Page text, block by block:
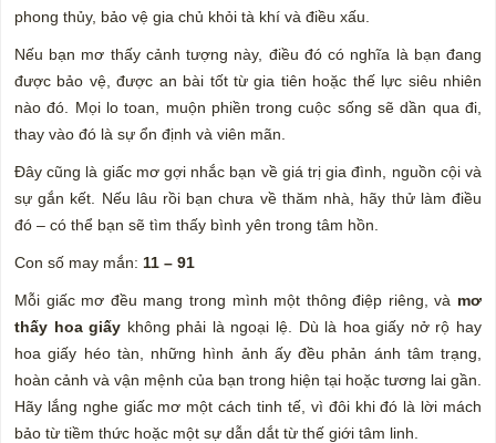
phong thủy, bảo vệ gia chủ khỏi tà khí và điều xấu.
Nếu bạn mơ thấy cảnh tượng này, điều đó có nghĩa là bạn đang
được bảo vệ, được an bài tốt từ gia tiên hoặc thế lực siêu nhiên
nào đó. Mọi lo toan, muộn phiền trong cuộc sống sẽ dần qua đi,
thay vào đó là sự ổn định và viên mãn.
Đây cũng là giấc mơ gợi nhắc bạn về giá trị gia đình, nguồn cội và
sự gắn kết. Nếu lâu rồi bạn chưa về thăm nhà, hãy thử làm điều
đó – có thể bạn sẽ tìm thấy bình yên trong tâm hồn.
Con số may mắn: 11 – 91
Mỗi giấc mơ đều mang trong mình một thông điệp riêng, và mơ
thấy hoa giấy không phải là ngoại lệ. Dù là hoa giấy nở rộ hay
hoa giấy héo tàn, những hình ảnh ấy đều phản ánh tâm trạng,
hoàn cảnh và vận mệnh của bạn trong hiện tại hoặc tương lai gần.
Hãy lắng nghe giấc mơ một cách tinh tế, vì đôi khi đó là lời mách
bảo từ tiềm thức hoặc một sự dẫn dắt từ thế giới tâm linh.